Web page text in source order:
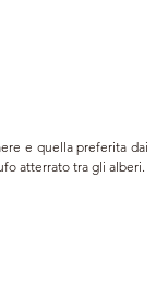
e quella preferita dai
atterrato tra gli alberi.